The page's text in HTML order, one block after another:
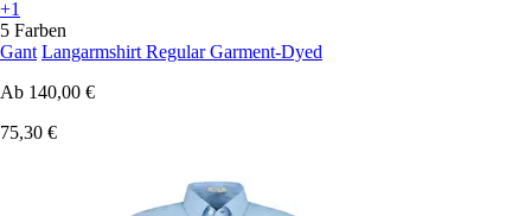
+1
5 Farben
Gant Langarmshirt Regular Garment-Dyed
Ab 140,00 €
75,30 €